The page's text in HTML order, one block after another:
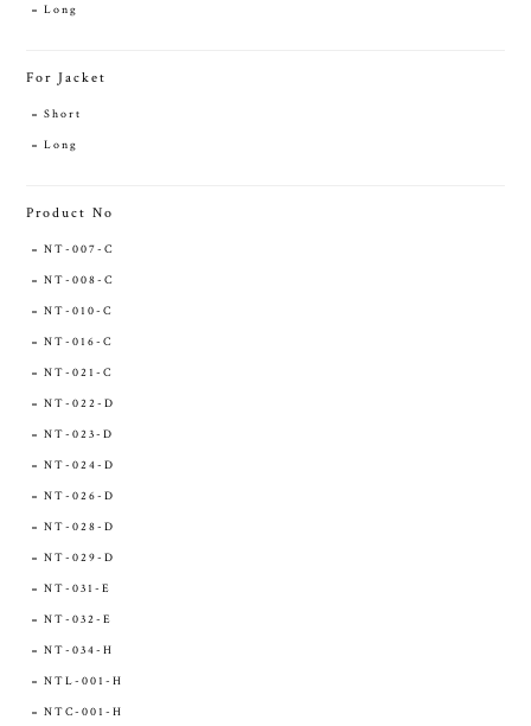
Long
For Jacket
Short
Long
Product No
NT-007-C
NT-008-C
NT-010-C
NT-016-C
NT-021-C
NT-022-D
NT-023-D
NT-024-D
NT-026-D
NT-028-D
NT-029-D
NT-031-E
NT-032-E
NT-034-H
NTL-001-H
NTC-001-H